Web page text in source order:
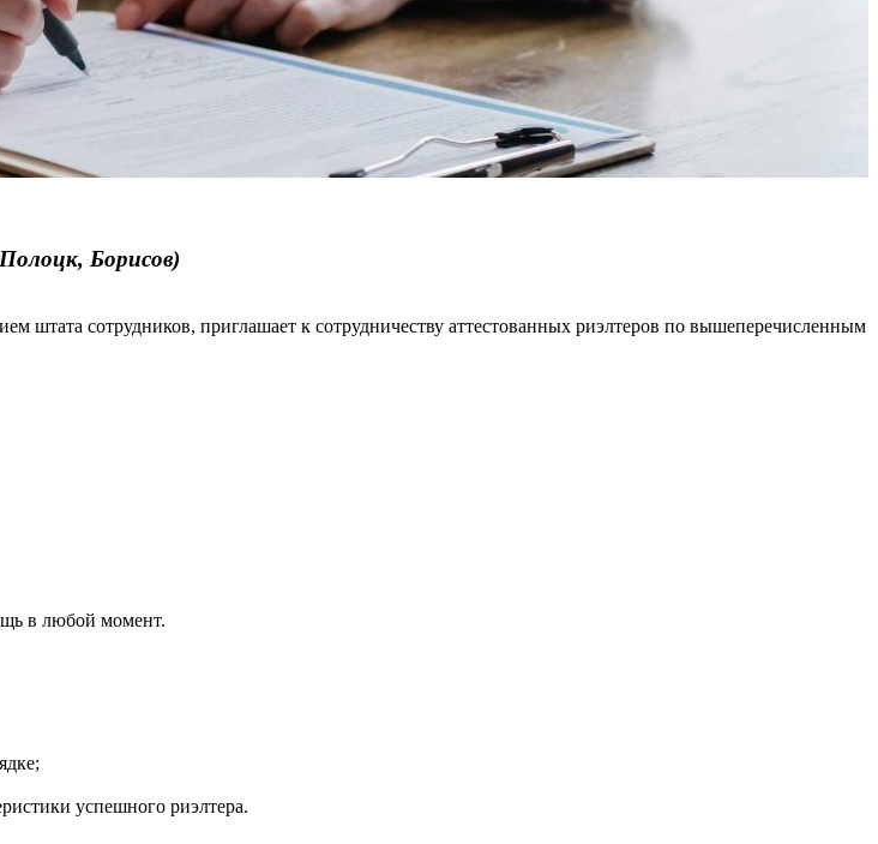
Борисов)
сотрудников, приглашает к сотрудничеству аттестованных риэлтеров по вышеперечисленным
в любой момент.
успешного риэлтера.